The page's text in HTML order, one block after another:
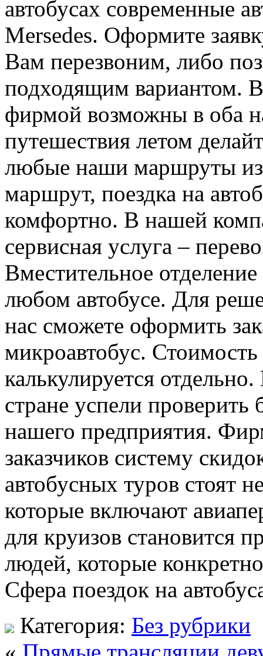
автобусах современные
Mersedes. Оформите
Вам перезвоним, либо
подходящим вариантом.
фирмой возможны в оба
путешествия летом
любые наши маршруты
маршрут, поездка на
комфортно. В нашей
сервисная услуга –
Вместительное
любом автобусе. Для
нас сможете оформить
микроавтобус.
калькулируется
стране успели
нашего предприятия.
заказчиков систему
автобусных туров стоят
которые включают
для круизов становится
людей, которые
Сфера поездок на
Категория: Без рубрики